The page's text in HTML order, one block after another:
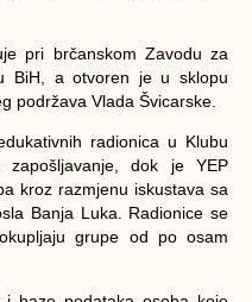
pri brčanskom Zavodu za
BiH, a otvoren je u sklopu
podržava Vlada Švicarske.
radionica u Klubu
dok je YEP
kroz razmjenu iskustava sa
Banja Luka. Radionice se
grupe od po osam